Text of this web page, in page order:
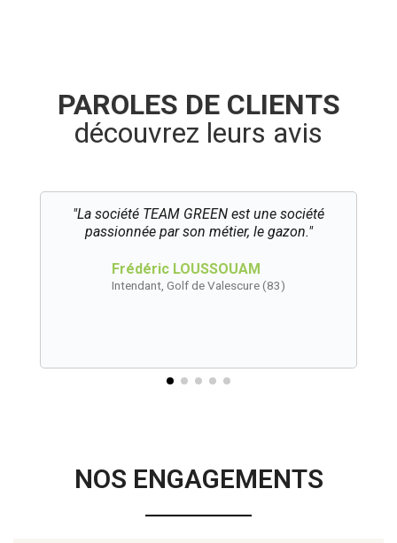
PAROLES DE CLIENTS
découvrez leurs avis
"La société TEAM GREEN est une société
passionnée par son métier, le gazon."
Frédéric LOUSSOUAM
Intendant, Golf de Valescure (83)
NOS ENGAGEMENTS